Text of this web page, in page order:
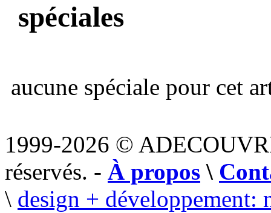
spéciales
aucune spéciale pour cet
1999-2026 ©
réservés. - À propos \
\ design + développement: